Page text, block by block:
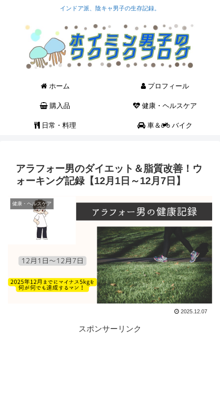
インドア派、陰キャ男子の生存記録。
ホーム プロフィール
購入品 健康・ヘルスケア
日常・料理 車＆ バイク
アラフォー男のダイエット＆脂質改善！ウ
ォーキング記録【12月1日～12月7日】
健康・ヘルスケア
2025.12.07
スポンサーリンク